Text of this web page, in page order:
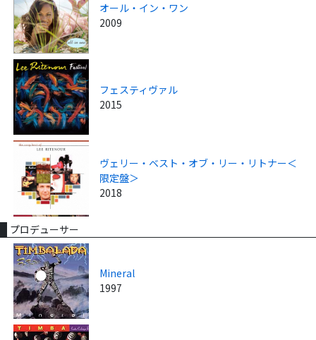
オール・イン・ワン
2009
フェスティヴァル
2015
ヴェリー・ベスト・オブ・リー・リトナー＜
限定盤＞
2018
プロデューサー
Mineral
1997